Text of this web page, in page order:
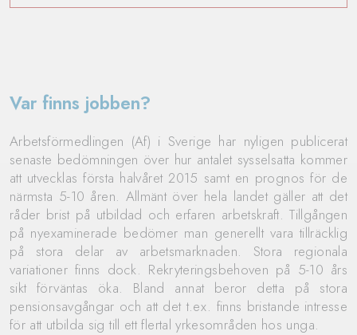
Var finns jobben?
Arbetsförmedlingen (Af) i Sverige har nyligen publicerat
senaste bedömningen över hur antalet sysselsatta kommer
att utvecklas första halvåret 2015 samt en prognos för de
närmsta 5-10 åren. Allmänt över hela landet gäller att det
råder brist på utbildad och erfaren arbetskraft. Tillgången
på nyexaminerade bedömer man generellt vara tillräcklig
på stora delar av arbetsmarknaden. Stora regionala
variationer finns dock. Rekryteringsbehoven på 5-10 års
sikt förväntas öka. Bland annat beror detta på stora
pensionsavgångar och att det t.ex. finns bristande intresse
för att utbilda sig till ett flertal yrkesområden hos unga.